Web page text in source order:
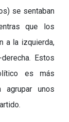
se sentaban
que los
a la izquierda,
Estos
es más
agrupar unos